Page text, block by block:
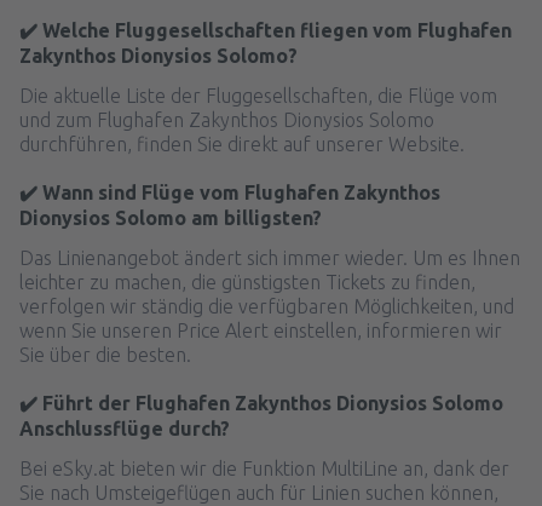
✔️ Welche Fluggesellschaften fliegen vom Flughafen
Zakynthos Dionysios Solomo?
Die aktuelle Liste der Fluggesellschaften, die Flüge vom
und zum Flughafen Zakynthos Dionysios Solomo
durchführen, finden Sie direkt auf unserer Website.
✔️ Wann sind Flüge vom Flughafen Zakynthos
Dionysios Solomo am billigsten?
Das Linienangebot ändert sich immer wieder. Um es Ihnen
leichter zu machen, die günstigsten Tickets zu finden,
verfolgen wir ständig die verfügbaren Möglichkeiten, und
wenn Sie unseren Price Alert einstellen, informieren wir
Sie über die besten.
✔️ Führt der Flughafen Zakynthos Dionysios Solomo
Anschlussflüge durch?
Bei eSky.at bieten wir die Funktion MultiLine an, dank der
Sie nach Umsteigeflügen auch für Linien suchen können,